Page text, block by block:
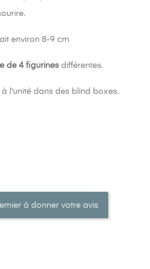
environ 8-9 cm
de 4 figurines différentes.
à l'unité dans des blind boxes.
à donner votre avis